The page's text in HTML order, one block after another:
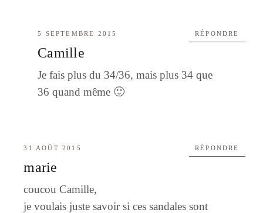
5 SEPTEMBRE 2015
Camille
Je fais plus du 34/36, mais plus 34 que
36 quand même 🙂
RÉPONDRE
31 AOÛT 2015
marie
coucou Camille,
je voulais juste savoir si ces sandales sont
RÉPONDRE